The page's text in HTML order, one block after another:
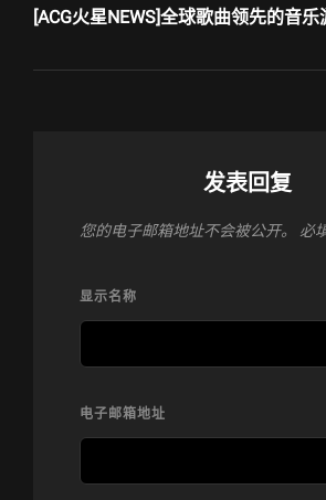
Post
[ACG火星NEWS]全球歌曲领先的音乐
发表回复
您的电子邮箱地址不会被公开。 必
显示名称
电子邮箱地址